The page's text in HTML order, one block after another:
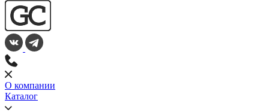
О компании
Каталог